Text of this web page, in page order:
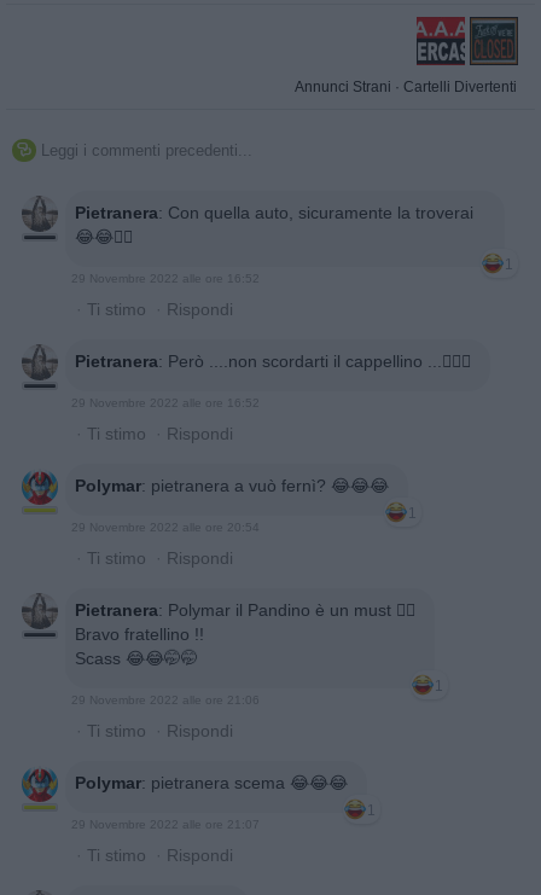
Annunci Strani · Cartelli Divertenti
 Leggi i commenti precedenti...
Pietranera: Con quella auto, sicuramente la troverai
😂😂✌🏻
1
29 Novembre 2022 alle ore 16:52
· Ti stimo · Rispondi
Pietranera: Però ....non scordarti il cappellino ...🚣🏼‍♀️
29 Novembre 2022 alle ore 16:52
· Ti stimo · Rispondi
Polymar: pietranera a vuò fernì? 😂😂😂
1
29 Novembre 2022 alle ore 20:54
· Ti stimo · Rispondi
Pietranera: Polymar il Pandino è un must ✌🏻
Bravo fratellino !!
Scass 😂😂🤭🤭
1
29 Novembre 2022 alle ore 21:06
· Ti stimo · Rispondi
Polymar: pietranera scema 😂😂😂
1
29 Novembre 2022 alle ore 21:07
· Ti stimo · Rispondi